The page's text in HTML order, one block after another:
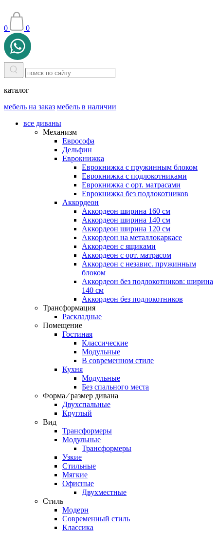
0 0
каталог
мебель на заказ мебель в наличии
все диваны
Механизм
Еврософа
Дельфин
Еврокнижка
Еврокнижка с пружинным блоком
Еврокнижка с подлокотниками
Еврокнижка с орт. матрасами
Еврокнижка без подлокотников
Аккордеон
Аккордеон ширина 160 см
Аккордеон ширина 140 см
Аккордеон ширина 120 см
Аккордеон на металлокаркасе
Аккордеон c ящиками
Аккордеон c орт. матрасом
Аккордеон c независ. пружинным
блоком
Аккордеон без подлокотников: ширина
140 см
Аккордеон без подлокотников
Трансформация
Раскладные
Помещение
Гостиная
Классические
Модульные
В современном стиле
Кухня
Модульные
Без спального места
Форма ⁄ размер дивана
Двухспальные
Круглый
Вид
Трансформеры
Модульные
Трансформеры
Узкие
Стильные
Мягкие
Офисные
Двухместные
Стиль
Модерн
Современный стиль
Классика